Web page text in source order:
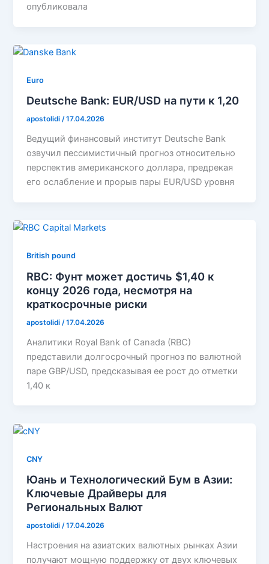
опубликовала
Euro
Deutsche Bank: EUR/USD на пути к 1,20
apostolidi /17.04.2026
Ведущий финансовый институт Deutsche Bank
озвучил пессимистичный прогноз относительно
перспектив американского доллара, предрекая
его ослабление и прорыв пары EUR/USD уровня
British pound
RBC: Фунт может достичь $1,40 к
концу 2026 года, несмотря на
краткосрочные риски
apostolidi /17.04.2026
Аналитики Royal Bank of Canada (RBC)
представили долгосрочный прогноз по валютной
паре GBP/USD, предсказывая ее рост до отметки
1,40 к
CNY
Юань и Технологический Бум в Азии:
Ключевые Драйверы для
Региональных Валют
apostolidi /17.04.2026
Настроения на азиатских валютных рынках Азии
получают мощную поддержку от двух ключевых